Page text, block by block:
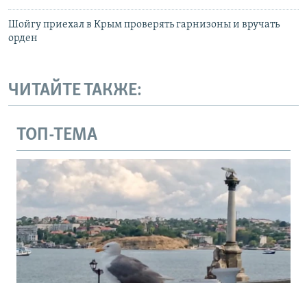
Шойгу приехал в Крым проверять гарнизоны и вручать
орден
ЧИТАЙТЕ ТАКЖЕ:
ТОП-ТЕМА